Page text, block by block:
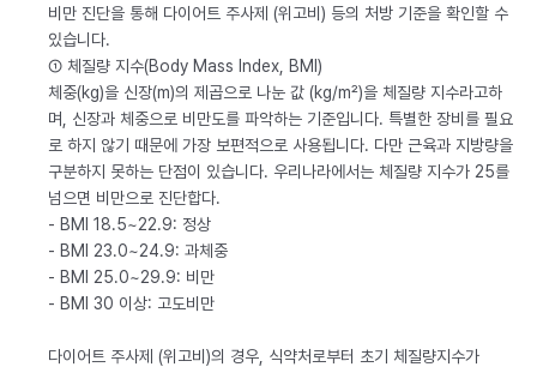
비만 진단을 통해 다이어트 주사제 (위고비) 등의 처방 기준을 확인할 수
있습니다.
① 체질량 지수(Body Mass Index, BMI)
체중(kg)을 신장(m)의 제곱으로 나눈 값 (kg/m²)을 체질량 지수라고하
며, 신장과 체중으로 비만도를 파악하는 기준입니다. 특별한 장비를 필요
로 하지 않기 때문에 가장 보편적으로 사용됩니다. 다만 근육과 지방량을
구분하지 못하는 단점이 있습니다. 우리나라에서는 체질량 지수가 25를
넘으면 비만으로 진단합다.
- BMI 18.5~22.9: 정상
- BMI 23.0~24.9: 과체중
- BMI 25.0~29.9: 비만
- BMI 30 이상: 고도비만
다이어트 주사제 (위고비)의 경우, 식약처로부터 초기 체질량지수가